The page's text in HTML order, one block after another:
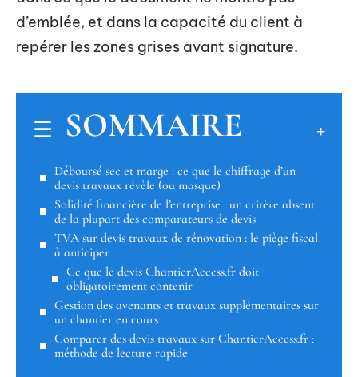
d’emblée, et dans la capacité du client à
repérer les zones grises avant signature.
SOMMAIRE
Déboursé sec et marge : ce que le chiffrage d’un
devis travaux révèle (ou masque)
Solidité financière de l’entreprise : un critère absent
de la plupart des comparateurs de devis
TVA sur devis travaux de rénovation : le piège fiscal
à anticiper
Ce que le devis ChantierAccess.fr doit
obligatoirement contenir
Gestion des avenants et travaux supplémentaires sur
un chantier en cours
Comparer des devis travaux sur ChantierAccess.fr :
méthode de lecture rapide